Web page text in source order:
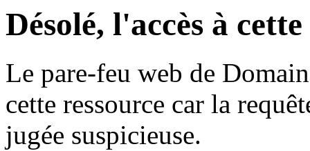
Désolé, l'accès à
Le pare-feu web de
cette ressource car la
jugée suspicieuse.